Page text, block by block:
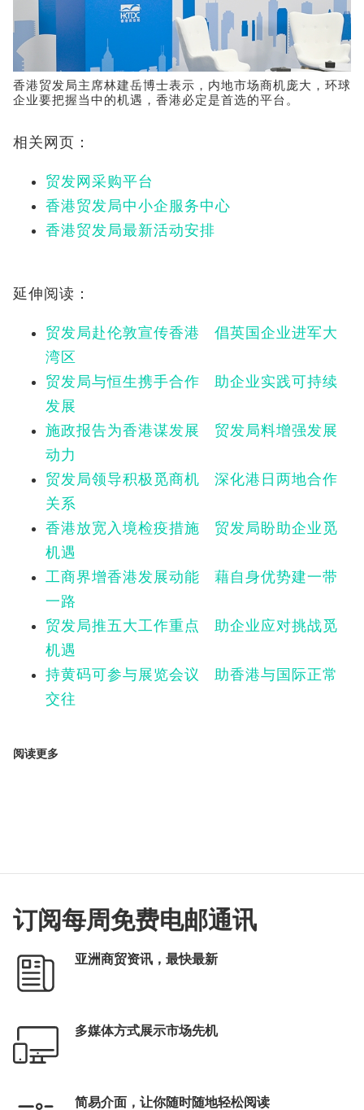
香港贸发局主席林建岳博士表示，内地市场商机庞大，环球
企业要把握当中的机遇，香港必定是首选的平台。
相关网页：
贸发网采购平台
香港贸发局中小企服务中心
香港贸发局最新活动安排
延伸阅读：
贸发局赴伦敦宣传香港 倡英国企业进军大
湾区
贸发局与恒生携手合作 助企业实践可持续
发展
施政报告为香港谋发展 贸发局料增强发展
动力
贸发局领导积极觅商机 深化港日两地合作
关系
香港放宽入境检疫措施 贸发局盼助企业觅
机遇
工商界增香港发展动能 藉自身优势建一带
一路
贸发局推五大工作重点 助企业应对挑战觅
机遇
持黄码可参与展览会议 助香港与国际正常
交往
阅读更多
订阅每周免费电邮通讯
亚洲商贸资讯，最快最新
多媒体方式展示市场先机
简易介面，让你随时随地轻松阅读